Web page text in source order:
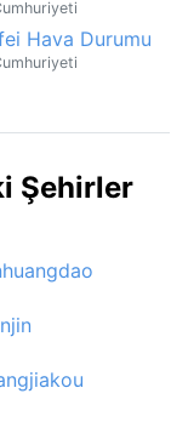
Hava Durumu
Şehirler